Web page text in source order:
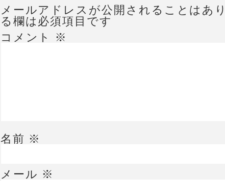
メールアドレスが公開されることはあ
る欄は必須項目です
コメント
※
名前 ※
メール ※